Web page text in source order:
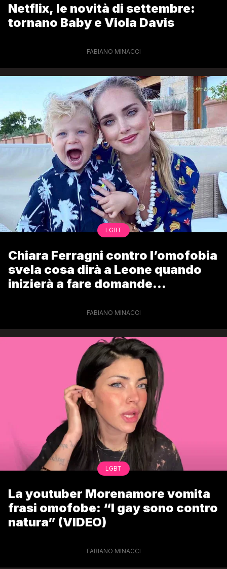
Netflix, le novità di settembre:
tornano Baby e Viola Davis
FABIANO MINACCI
LGBT
Chiara Ferragni contro l’omofobia
svela cosa dirà a Leone quando
inizierà a fare domande
FABIANO MINACCI
LGBT
La youtuber Morenamore vomita
frasi omofobe: “I gay sono contro
natura” (VIDEO)
FABIANO MINACCI